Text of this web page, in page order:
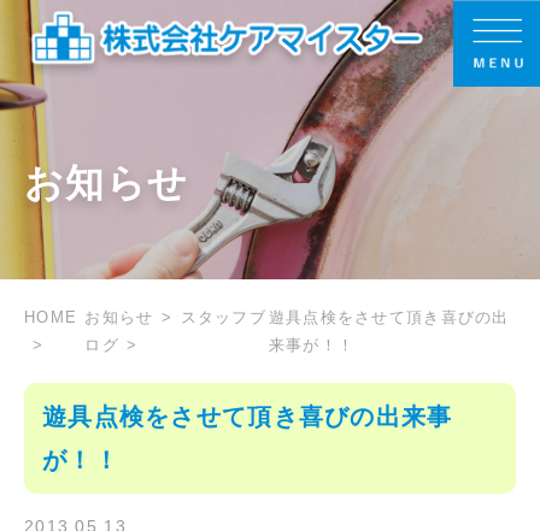
お知らせ
HOME お知らせ
スタッフブ
ログ
遊具点検をさせて頂き喜びの出
来事が！！
遊具点検をさせて頂き喜びの出来事
が！！
2013.05.13